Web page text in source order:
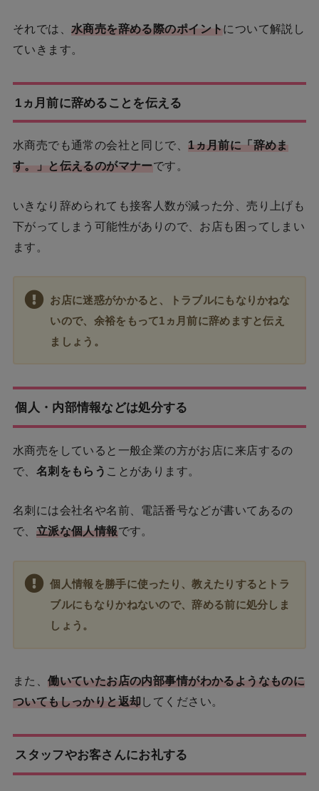
それでは、 水商売を辞める際のポイント について解説し
ていきます。
1ヵ月前に辞めることを伝える
水商売でも通常の会社と同じで、 1ヵ月前に「辞めま
す。」と伝えるのがマナーです。
いきなり辞められても接客人数が減った分、売り上げも
下がってしまう可能性がありので、お店も困ってしまい
ます。
お店に迷惑がかかると、トラブルにもなりかねな
いので、余裕をもって1ヵ月前に辞めますと伝え
ましょう 。
個人・内部情報などは処分する
水商売をしていると一般企業の方がお店に来店するの
で、 名刺をもらう ことがあります。
名刺には会社名や名前、電話番号などが書いてあるの
で、 立派な個人情報です。
個人情報を勝手に使ったり、教えたりするとトラ
ブルにもなりかねないので、辞める前に処分しま
しょう。
また、働いていたお店の内部事情がわかるようなものに
ついてもしっかりと返却してください。
スタッフやお客さんにお礼する